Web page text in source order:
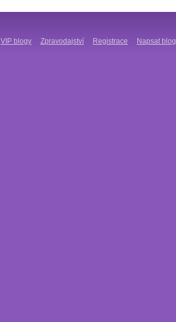
VIP blogy Zpravodajství Registrace Napsat blog